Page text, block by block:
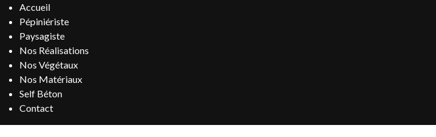
Accueil
Pépiniériste
Paysagiste
Nos Réalisations
Nos Végétaux
Nos Matériaux
Self Béton
Contact